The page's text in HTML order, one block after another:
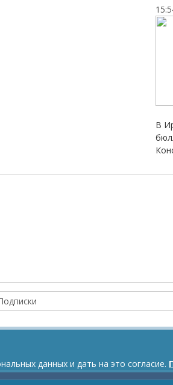
В
данных и дать на это согласие.